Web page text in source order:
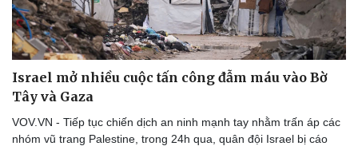
Israel mở nhiều cuộc tấn công đẫm máu vào Bờ
Tây và Gaza
VOV.VN - Tiếp tục chiến dịch an ninh mạnh tay nhằm trấn áp các
nhóm vũ trang Palestine, trong 24h qua, quân đội Israel bị cáo